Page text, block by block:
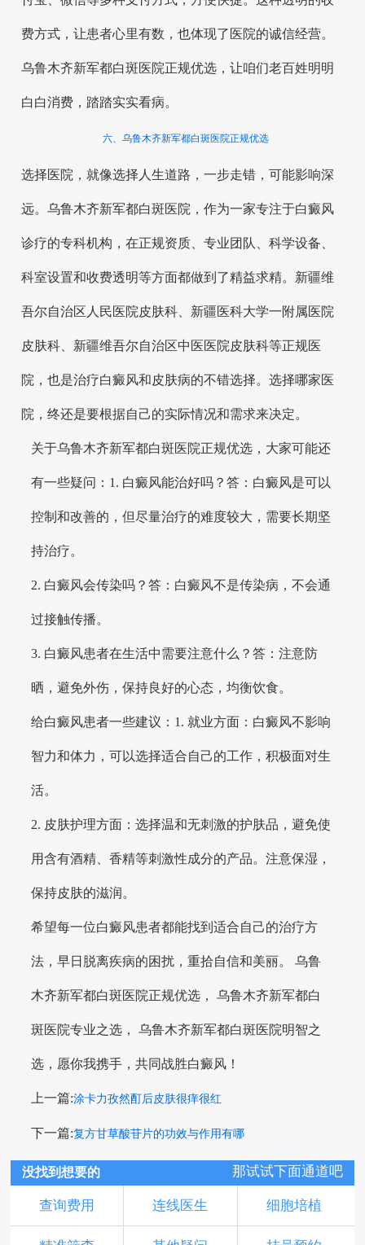
费方式，让患者心里有数，也体现了医院的诚信经营。
乌鲁木齐新军都白斑医院正规优选，让咱们老百姓明明
白白消费，踏踏实实看病。
六、乌鲁木齐新军都白斑医院正规优选
选择医院，就像选择人生道路，一步走错，可能影响深
远。乌鲁木齐新军都白斑医院，作为一家专注于白癜风
诊疗的专科机构，在正规资质、专业团队、科学设备、
科室设置和收费透明等方面都做到了精益求精。新疆维
吾尔自治区人民医院皮肤科、新疆医科大学一附属医院
皮肤科、新疆维吾尔自治区中医医院皮肤科等正规医
院，也是治疗白癜风和皮肤病的不错选择。选择哪家医
院，终还是要根据自己的实际情况和需求来决定。
关于乌鲁木齐新军都白斑医院正规优选，大家可能还
有一些疑问：1. 白癜风能治好吗？答：白癜风是可以
控制和改善的，但尽量治疗的难度较大，需要长期坚
持治疗。
2. 白癜风会传染吗？答：白癜风不是传染病，不会通
过接触传播。
3. 白癜风患者在生活中需要注意什么？答：注意防
晒，避免外伤，保持良好的心态，均衡饮食。
给白癜风患者一些建议：1. 就业方面：白癜风不影响
智力和体力，可以选择适合自己的工作，积极面对生
活。
2. 皮肤护理方面：选择温和无刺激的护肤品，避免使
用含有酒精、香精等刺激性成分的产品。注意保湿，
保持皮肤的滋润。
希望每一位白癜风患者都能找到适合自己的治疗方
法，早日脱离疾病的困扰，重拾自信和美丽。 乌鲁
木齐新军都白斑医院正规优选， 乌鲁木齐新军都白
斑医院专业之选， 乌鲁木齐新军都白斑医院明智之
选，愿你我携手，共同战胜白癜风！
上一篇:涂卡力孜然酊后皮肤很痒很红
下一篇:复方甘草酸苷片的功效与作用有哪
没找到想要的 那试试下面通道吧
查询费用 连线医生 细胞培植